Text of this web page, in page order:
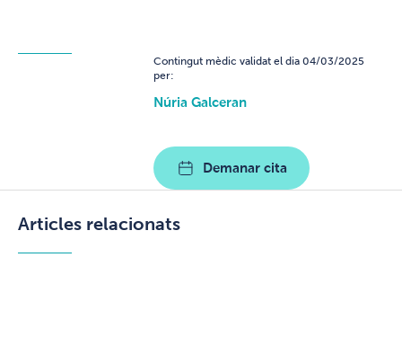
Contingut mèdic validat el dia 04/03/2025
per:
Núria Galceran
Demanar cita
Articles relacionats